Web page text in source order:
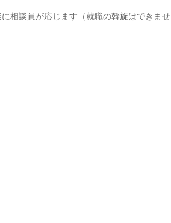
相談員が応じます（就職の斡旋はできませ